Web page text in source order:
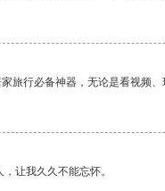
旅行必备神器，无论是看视频
让我久久不能忘怀。